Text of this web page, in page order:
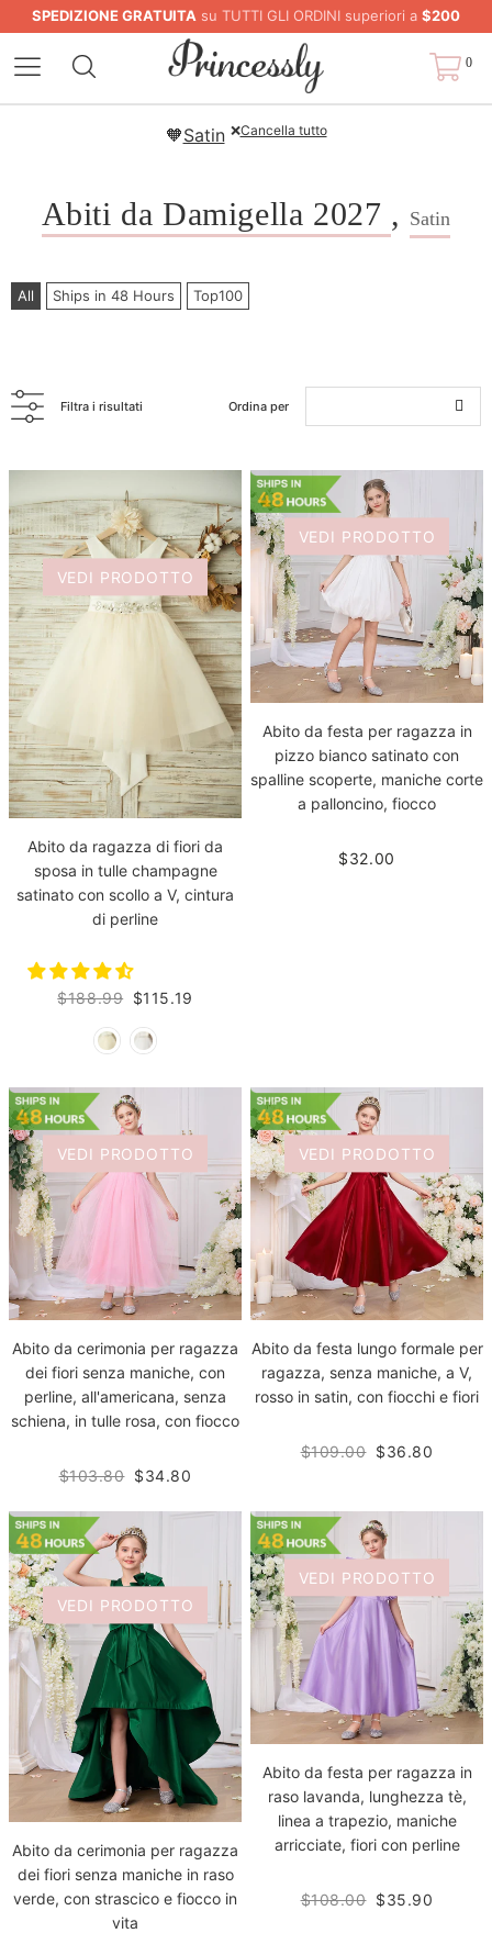
SPEDIZIONE GRATUITA su TUTTI GLI ORDINI superiori a $200
0
🧡Satin ❌Cancella tutto
Abiti da Damigella 2027 , Satin
All Ships in 48 Hours Top100
Filtra i risultati Ordina per
VEDI PRODOTTO
Abito da ragazza di fiori da
sposa in tulle champagne
satinato con scollo a V, cintura
di perline
$188.99 $115.19
VEDI PRODOTTO
Abito da festa per ragazza in
pizzo bianco satinato con
spalline scoperte, maniche corte
a palloncino, fiocco
$32.00
VEDI PRODOTTO
Abito da cerimonia per ragazza
dei fiori senza maniche, con
perline, all'americana, senza
schiena, in tulle rosa, con fiocco
$103.80 $34.80
VEDI PRODOTTO
Abito da festa lungo formale per
ragazza, senza maniche, a V,
rosso in satin, con fiocchi e fiori
$109.00 $36.80
VEDI PRODOTTO
Abito da cerimonia per ragazza
dei fiori senza maniche in raso
verde, con strascico e fiocco in
vita
VEDI PRODOTTO
Abito da festa per ragazza in
raso lavanda, lunghezza tè,
linea a trapezio, maniche
arricciate, fiori con perline
$108.00 $35.90